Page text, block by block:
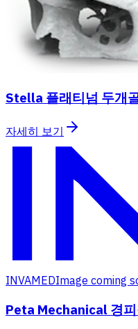
Stella 플래티넘 두개
자세히 보기
INVAMEDImage coming
Peta Mechanical 경